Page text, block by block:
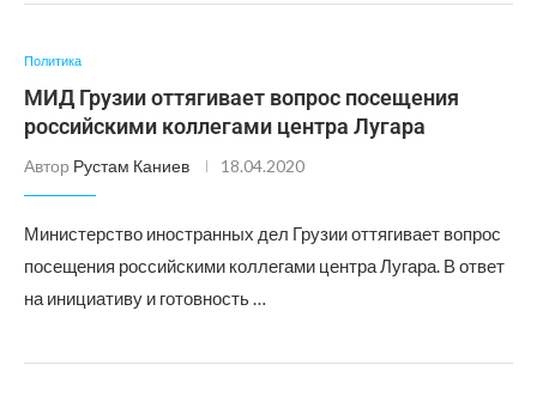
Политика
МИД Грузии оттягивает вопрос посещения
российскими коллегами центра Лугара
Автор Рустам Каниев 18.04.2020
Министерство иностранных дел Грузии оттягивает вопрос
посещения российскими коллегами центра Лугара. В ответ
на инициативу и готовность …